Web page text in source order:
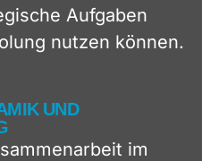
Aufgaben
nutzen können.
UND
im